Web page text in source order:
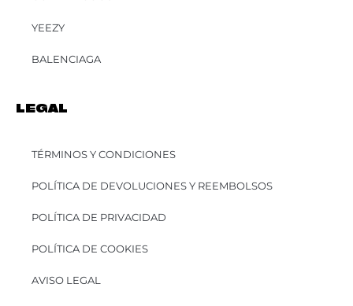
YEEZY
BALENCIAGA
LEGAL
TÉRMINOS Y CONDICIONES
POLÍTICA DE DEVOLUCIONES Y REEMBOLSOS
POLÍTICA DE PRIVACIDAD
POLÍTICA DE COOKIES
AVISO LEGAL